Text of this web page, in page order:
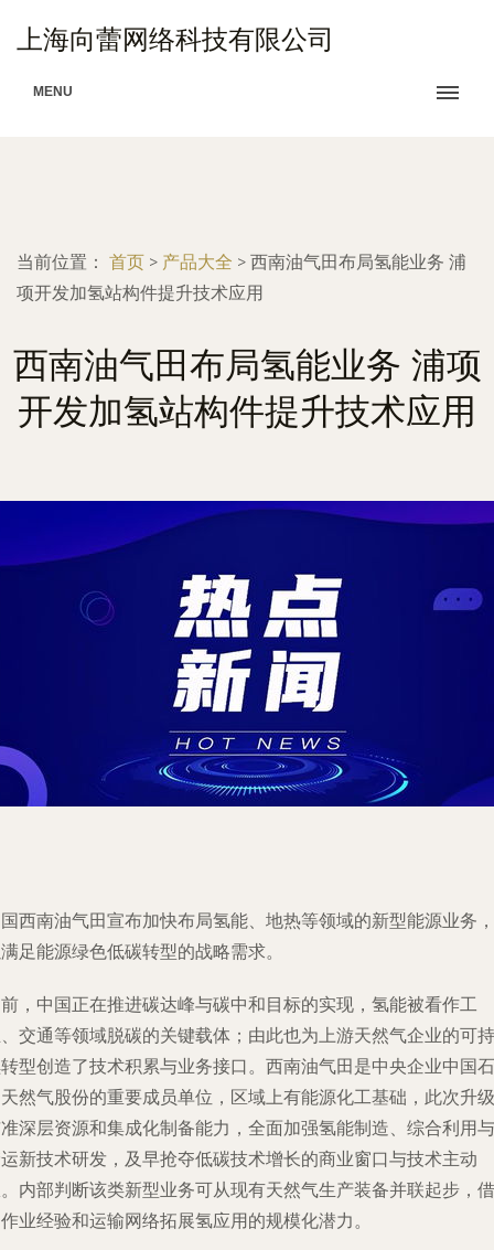
上海向蕾网络科技有限公司
MENU
当前位置： 首页 > 产品大全 > 西南油气田布局氢能业务 浦
项开发加氢站构件提升技术应用
西南油气田布局氢能业务 浦项
开发加氢站构件提升技术应用
西南油气田宣布加快布局氢能、地热等领域的新型能源业务，
足能源绿色低碳转型的战略需求。
，中国正在推进碳达峰与碳中和目标的实现，氢能被看作工
交通等领域脱碳的关键载体；由此也为上游天然气企业的可持
型创造了技术积累与业务接口。西南油气田是中央企业中国石
然气股份的重要成员单位，区域上有能源化工基础，此次升级
深层资源和集成化制备能力，全面加强氢能制造、综合利用与
新技术研发，及早抢夺低碳技术增长的商业窗口与技术主动
内部判断该类新型业务可从现有天然气生产装备并联起步，借
业经验和运输网络拓展氢应用的规模化潜力。